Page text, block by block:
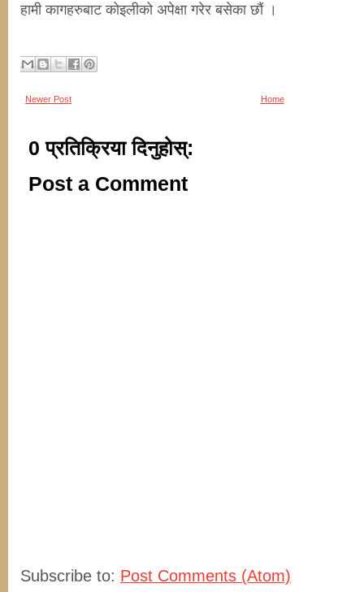
हामी कागहरुबाट कोइलीको अपेक्षा गरेर बसेका छौं ।
Newer Post Home
0 प्रतिक्रिया दिनुहोस्:
Post a Comment
Subscribe to: Post Comments (Atom)